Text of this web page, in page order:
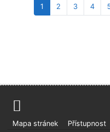
1 2 3 4
Mapa stránek Přístupnost